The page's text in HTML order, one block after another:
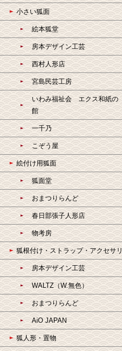
小さい狐面
絵本狐堂
房本デザイン工芸
西村人形店
宮島民芸工房
いわみ福祉会 エクス和紙の
館
一千乃
こぞう屋
絵付け用狐面
狐面堂
おまつりらんど
春日部張子人形店
物考房
狐根付け・ストラップ・アクセサリ
房本デザイン工芸
WALTZ（W.無色）
おまつりらんど
AiO JAPAN
狐人形・置物